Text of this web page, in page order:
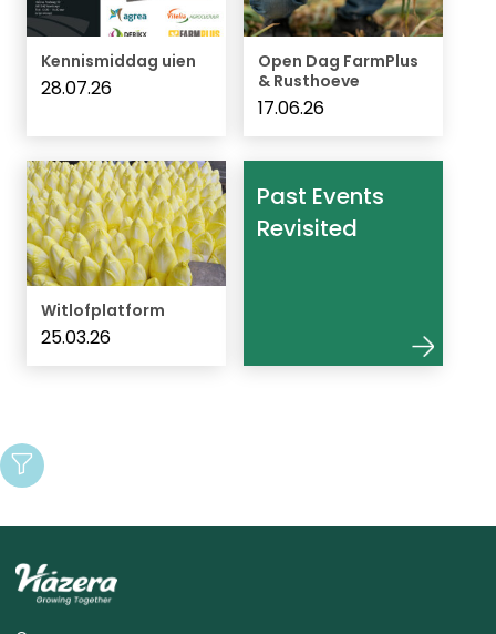
Kennismiddag uien
28.07.26
Open Dag FarmPlus
& Rusthoeve
17.06.26
Witlofplatform
25.03.26
Past Events
Revisited